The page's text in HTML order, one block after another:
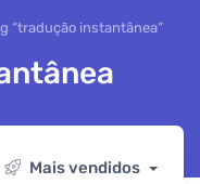
“tradução instantânea”
Mais vendidos